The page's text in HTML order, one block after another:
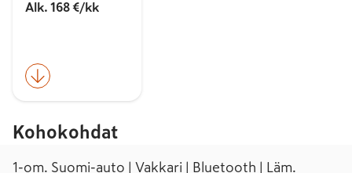
Alk. 168 €/kk
Kohokohdat
1-om. Suomi-auto | Vakkari | Bluetooth | Läm.